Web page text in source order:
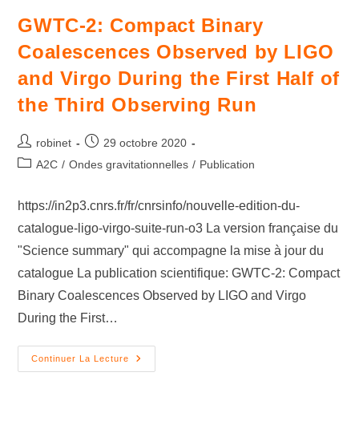
GWTC-2: Compact Binary
Coalescences Observed by LIGO
and Virgo During the First Half of
the Third Observing Run
robinet
29 octobre 2020
A2C / Ondes gravitationnelles / Publication
https://in2p3.cnrs.fr/fr/cnrsinfo/nouvelle-edition-du-
catalogue-ligo-virgo-suite-run-o3 La version française du
"Science summary" qui accompagne la mise à jour du
catalogue La publication scientifique: GWTC-2: Compact
Binary Coalescences Observed by LIGO and Virgo
During the First…
Continuer La Lecture